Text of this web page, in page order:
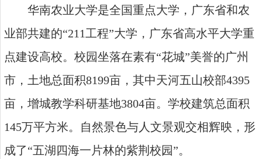
华南农业大学是全国重点大学，广东省和农
业部共建的“211工程”大学，广东省高水平大学重
点建设高校。校园坐落在素有“花城”美誉的广州
市，土地总面积8199亩，其中天河五山校部4395
亩，增城教学科研基地3804亩。学校建筑总面积
145万平方米。自然景色与人文景观交相辉映，形
成了“五湖四海一片林的紫荆校园”。